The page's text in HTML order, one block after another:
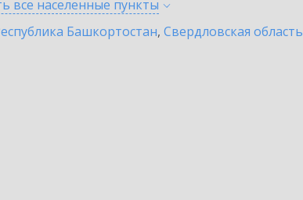
все населенные пункты
Башкортостан, Свердловская область